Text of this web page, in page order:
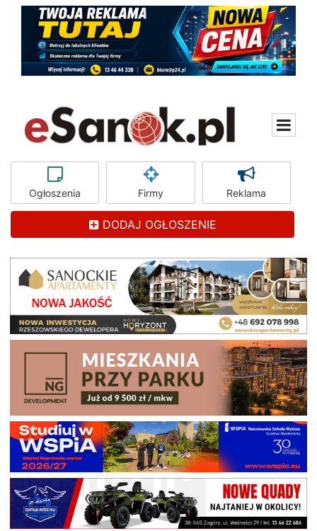
Ogłoszenia Firmy Reklama
DODAJ OGŁOSZENIE